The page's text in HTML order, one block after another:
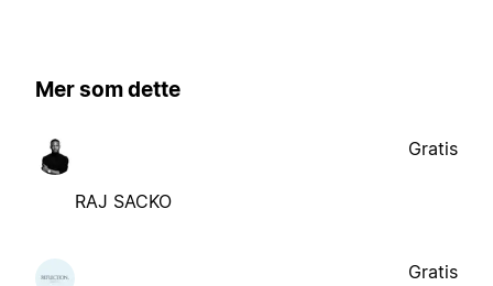
Mer som dette
RAJ SACKO
Gratis
Gratis